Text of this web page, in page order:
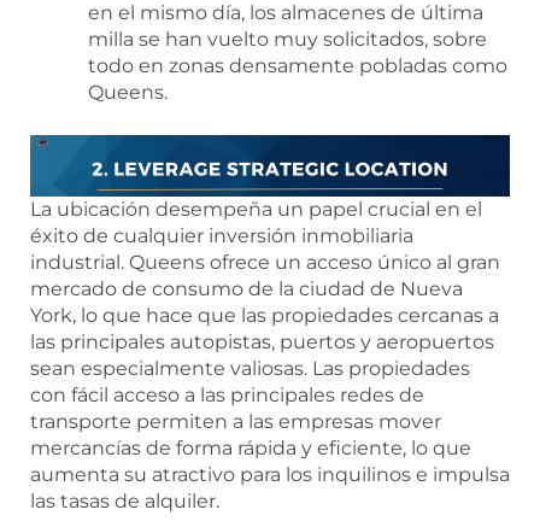
en el mismo día, los almacenes de última
milla se han vuelto muy solicitados, sobre
todo en zonas densamente pobladas como
Queens.
La ubicación desempeña un papel crucial en el
éxito de cualquier inversión inmobiliaria
industrial. Queens ofrece un acceso único al gran
mercado de consumo de la ciudad de Nueva
York, lo que hace que las propiedades cercanas a
las principales autopistas, puertos y aeropuertos
sean especialmente valiosas. Las propiedades
con fácil acceso a las principales redes de
transporte permiten a las empresas mover
mercancías de forma rápida y eficiente, lo que
aumenta su atractivo para los inquilinos e impulsa
las tasas de alquiler.